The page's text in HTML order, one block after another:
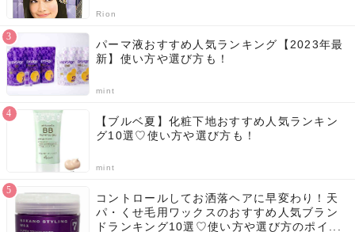
Rion
パーマ液おすすめ人気ランキング【2023年最
新】使い方や選び方も！
mint
【ブルベ夏】化粧下地おすすめ人気ランキン
グ10選♡使い方や選び方も！
mint
コントロールしてお洒落ヘアに早変わり！天
パ・くせ毛用ワックスのおすすめ人気ブラン
ドランキング10選♡使い方や選び方のポイ...